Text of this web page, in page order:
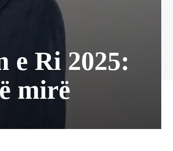
Ri 2025:
mirë